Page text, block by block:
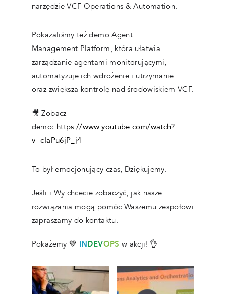
narzędzie VCF Operations & Automation.
Pokazaliśmy też demo Agent
Management Platform, która ułatwia
zarządzanie agentami monitorującymi,
automatyzuje ich wdrożenie i utrzymanie
oraz zwiększa kontrolę nad środowiskiem VCF.
🎥 Zobacz
demo: https://www.youtube.com/watch?
v=cIaPu6jP_j4
To był emocjonujący czas, Dziękujemy.
Jeśli i Wy chcecie zobaczyć, jak nasze
rozwiązania mogą pomóc Waszemu zespołowi
zapraszamy do kontaktu.
Pokażemy 💚 INDEVOPS w akcji! 👌